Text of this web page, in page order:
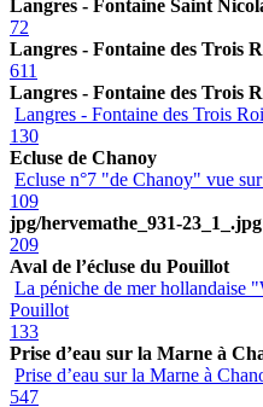
Langres - Fontaine Saint
72
Langres - Fontaine des Trois
611
Langres - Fontaine des Trois
Langres - Fontaine des Trois
130
Ecluse de Chanoy
Ecluse n°7 "de Chanoy" vue
109
jpg/hervemathe_931-23_1_.jpg
209
Aval de l’écluse du Pouillot
La péniche de mer hollandaise
Pouillot
133
Prise d’eau sur la Marne à
Prise d’eau sur la Marne à
547